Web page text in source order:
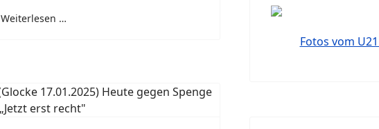
Weiterlesen …
Fotos vom